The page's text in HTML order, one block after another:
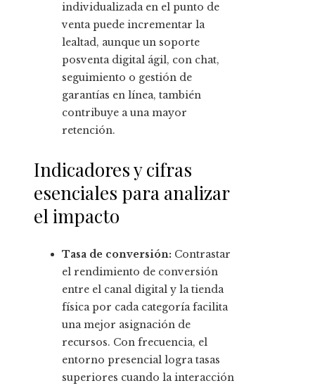
individualizada en el punto de
venta puede incrementar la
lealtad, aunque un soporte
posventa digital ágil, con chat,
seguimiento o gestión de
garantías en línea, también
contribuye a una mayor
retención.
Indicadores y cifras
esenciales para analizar
el impacto
Tasa de conversión: Contrastar
el rendimiento de conversión
entre el canal digital y la tienda
física por cada categoría facilita
una mejor asignación de
recursos. Con frecuencia, el
entorno presencial logra tasas
superiores cuando la interacción